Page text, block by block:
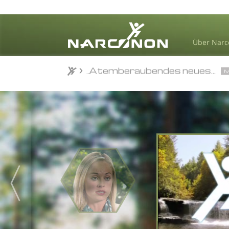
Über
⨯
50 Jahre Leben retten ...
20 Nationen • Globaler Erfolg
50 Jahre Leben retten ...
Narconon Lateinamerika...
Atemberaubendes neues...
Linda